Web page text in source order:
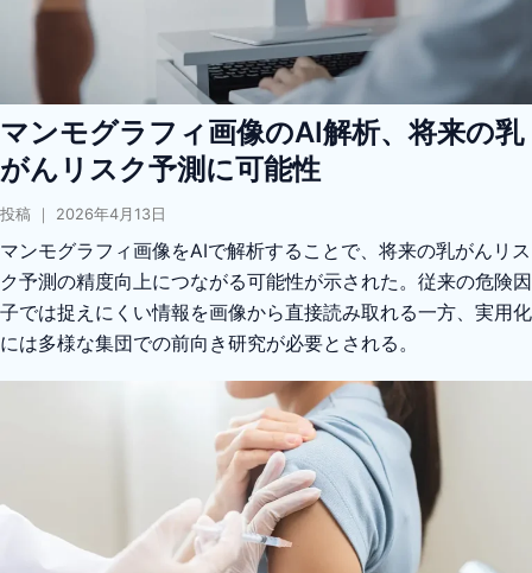
マンモグラフィ画像のAI解析、将来の乳
がんリスク予測に可能性
投稿 ｜ 2026年4月13日
マンモグラフィ画像をAIで解析することで、将来の乳がんリス
ク予測の精度向上につながる可能性が示された。従来の危険因
子では捉えにくい情報を画像から直接読み取れる一方、実用化
には多様な集団での前向き研究が必要とされる。